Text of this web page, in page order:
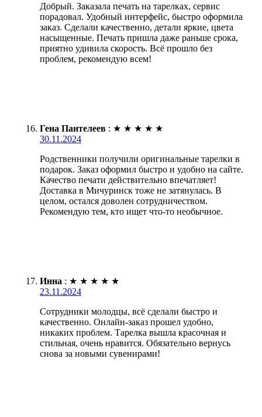
Добрый. Заказала печать на тарелках, сервис
порадовал. Удобный интерфейс, быстро оформила
заказ. Сделали качественно, детали яркие, цвета
насыщенные. Печать пришла даже раньше срока,
приятно удивила скорость. Всё прошло без
проблем, рекомендую всем!
Гена Пантелеев : ★ ★ ★ ★ ★
30.11.2024
Родственники получили оригинальные тарелки в
подарок. Заказ оформил быстро и удобно на сайте.
Качество печати действительно впечатляет!
Доставка в Мичуринск тоже не затянулась. В
целом, остался доволен сотрудничеством.
Рекомендую тем, кто ищет что-то необычное.
Инна : ★ ★ ★ ★ ★
23.11.2024
Сотрудники молодцы, всё сделали быстро и
качественно. Онлайн-заказ прошел удобно,
никаких проблем. Тарелка вышла красочная и
стильная, очень нравится. Обязательно вернусь
снова за новыми сувенирами!